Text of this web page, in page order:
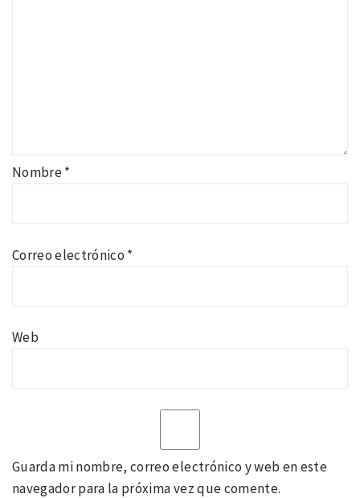
Nombre*
Correo electrónico *
Web
Guarda mi nombre, correo electrónico y web en este
navegador para la próxima vez que comente.